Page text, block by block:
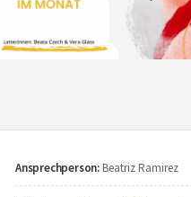
Ansprechperson: Beatriz Ramirez